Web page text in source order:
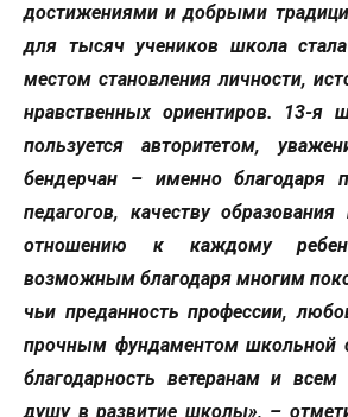
достижениями и добрыми
для тысяч учеников школа
местом становления личности,
нравственных ориентиров. 13-я
пользуется авторитетом,
бендерчан – именно благодаря
педагогов, качеству
отношению к каждому
возможным благодаря многим
чьи преданность профессии,
прочным фундаментом школьной
благодарность ветеранам и
душу в развитие школы», –